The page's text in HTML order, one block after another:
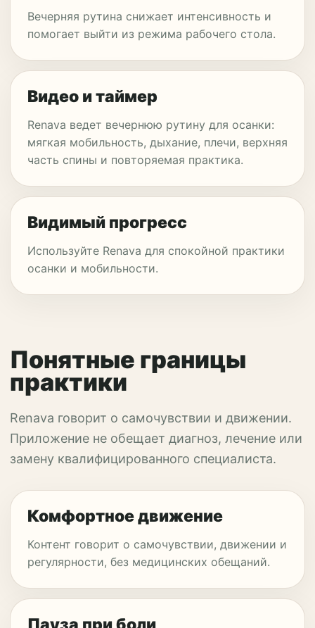
Вечерняя рутина снижает интенсивность и
помогает выйти из режима рабочего стола.
Видео и таймер
Renava ведет вечернюю рутину для осанки:
мягкая мобильность, дыхание, плечи, верхняя
часть спины и повторяемая практика.
Видимый прогресс
Используйте Renava для спокойной практики
осанки и мобильности.
Понятные границы
практики
Renava говорит о самочувствии и движении.
Приложение не обещает диагноз, лечение или
замену квалифицированного специалиста.
Комфортное движение
Контент говорит о самочувствии, движении и
регулярности, без медицинских обещаний.